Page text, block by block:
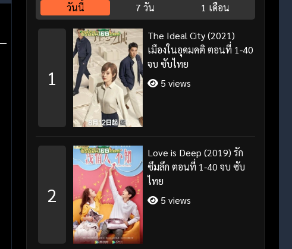
วันนี้ 7 วัน 1 เดือน
1
The Ideal City (2021)
เมืองในอุดมคติ ตอนที่ 1-40
จบ ซับไทย
5 views
2
Love is Deep (2019) รัก
ซึมลึก ตอนที่ 1-40 จบ ซับ
ไทย
5 views